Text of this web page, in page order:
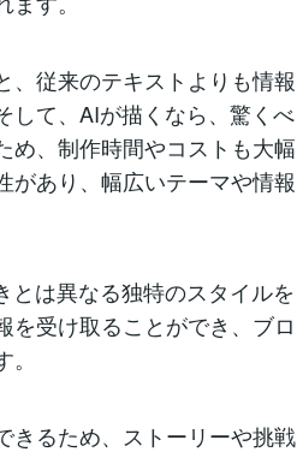
、従来のテキストよりも情報
して、AIが描くなら、驚くべ
め、制作時間やコストも大幅
があり、幅広いテーマや情報
とは異なる独特のスタイルを
を受け取ることができ、ブロ
きるため、ストーリーや挑戦